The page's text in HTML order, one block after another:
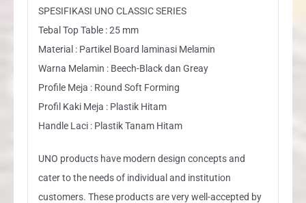
SPESIFIKASI UNO CLASSIC SERIES
Tebal Top Table : 25 mm
Material : Partikel Board laminasi Melamin
Warna Melamin : Beech-Black dan Greay
Profile Meja : Round Soft Forming
Profil Kaki Meja : Plastik Hitam
Handle Laci : Plastik Tanam Hitam
UNO products have modern design concepts and
cater to the needs of individual and institution
customers. These products are very well-accepted by